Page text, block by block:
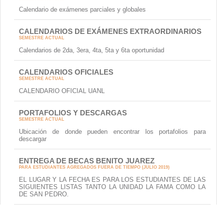
Calendario de exámenes parciales y globales
CALENDARIOS DE EXÁMENES EXTRAORDINARIOS
SEMESTRE ACTUAL
Calendarios de 2da, 3era, 4ta, 5ta y 6ta oportunidad
CALENDARIOS OFICIALES
SEMESTRE ACTUAL
CALENDARIO OFICIAL UANL
PORTAFOLIOS Y DESCARGAS
SEMESTRE ACTUAL
Ubicación de donde pueden encontrar los portafolios para
descargar
ENTREGA DE BECAS BENITO JUAREZ
PARA ESTUDIANTES AGREGADOS FUERA DE TIEMPO (JULIO 2019)
EL LUGAR Y LA FECHA ES PARA LOS ESTUDIANTES DE LAS
SIGUIENTES LISTAS TANTO LA UNIDAD LA FAMA COMO LA
DE SAN PEDRO.